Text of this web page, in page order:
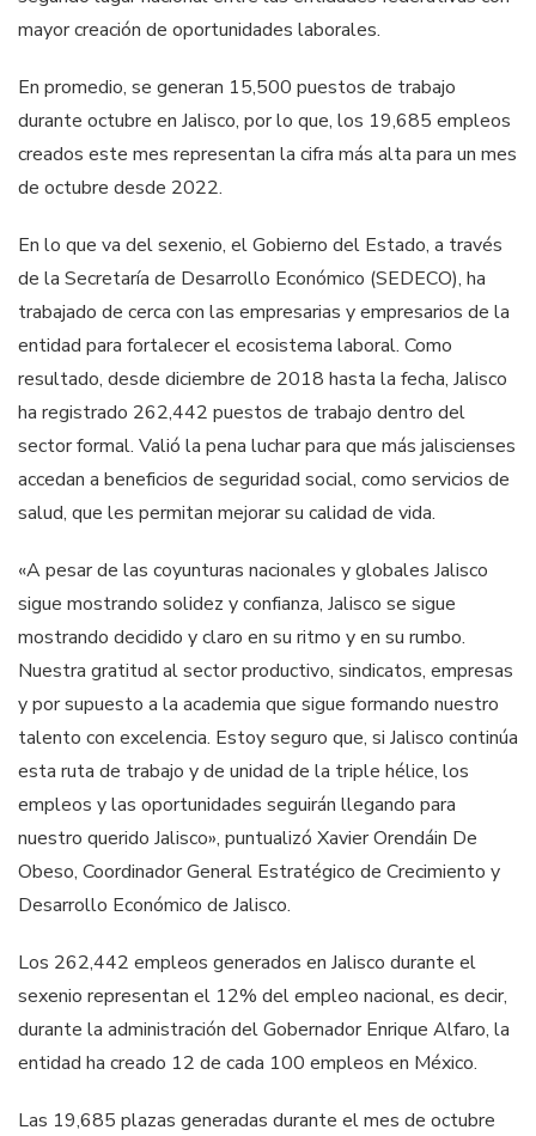
mayor creación de oportunidades laborales.
En promedio, se generan 15,500 puestos de trabajo
durante octubre en Jalisco, por lo que, los 19,685 empleos
creados este mes representan la cifra más alta para un mes
de octubre desde 2022.
En lo que va del sexenio, el Gobierno del Estado, a través
de la Secretaría de Desarrollo Económico (SEDECO), ha
trabajado de cerca con las empresarias y empresarios de la
entidad para fortalecer el ecosistema laboral. Como
resultado, desde diciembre de 2018 hasta la fecha, Jalisco
ha registrado 262,442 puestos de trabajo dentro del
sector formal. Valió la pena luchar para que más jaliscienses
accedan a beneficios de seguridad social, como servicios de
salud, que les permitan mejorar su calidad de vida.
«A pesar de las coyunturas nacionales y globales Jalisco
sigue mostrando solidez y confianza, Jalisco se sigue
mostrando decidido y claro en su ritmo y en su rumbo.
Nuestra gratitud al sector productivo, sindicatos, empresas
y por supuesto a la academia que sigue formando nuestro
talento con excelencia. Estoy seguro que, si Jalisco continúa
esta ruta de trabajo y de unidad de la triple hélice, los
empleos y las oportunidades seguirán llegando para
nuestro querido Jalisco», puntualizó Xavier Orendáin De
Obeso, Coordinador General Estratégico de Crecimiento y
Desarrollo Económico de Jalisco.
Los 262,442 empleos generados en Jalisco durante el
sexenio representan el 12% del empleo nacional, es decir,
durante la administración del Gobernador Enrique Alfaro, la
entidad ha creado 12 de cada 100 empleos en México.
Las 19,685 plazas generadas durante el mes de octubre